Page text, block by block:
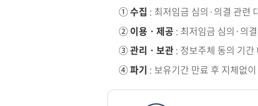
①수집 : 최저임금 심의·의결 관련
② 이용ㆍ제공 : 최저임금 심의·의
③관리ㆍ보관 : 정보주체 동의 기간
④파기 : 보유기간 만료 후 지체없이